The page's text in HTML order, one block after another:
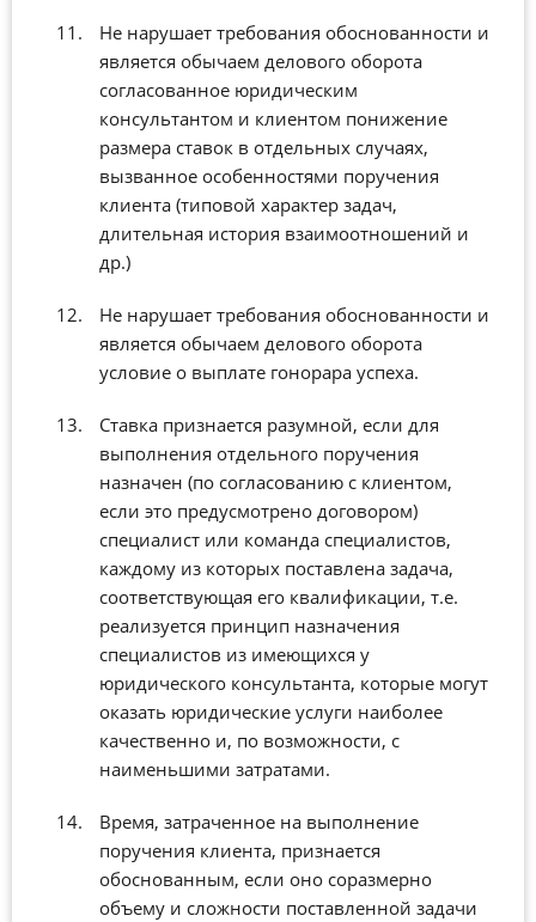
Не нарушает требования обоснованности и
является обычаем делового оборота
согласованное юридическим
консультантом и клиентом понижение
размера ставок в отдельных случаях,
вызванное особенностями поручения
клиента (типовой характер задач,
длительная история взаимоотношений и
др.)
Не нарушает требования обоснованности и
является обычаем делового оборота
условие о выплате гонорара успеха.
Ставка признается разумной, если для
выполнения отдельного поручения
назначен (по согласованию с клиентом,
если это предусмотрено договором)
специалист или команда специалистов,
каждому из которых поставлена задача,
соответствующая его квалификации, т.е.
реализуется принцип назначения
специалистов из имеющихся у
юридического консультанта, которые могут
оказать юридические услуги наиболее
качественно и, по возможности, с
наименьшими затратами.
Время, затраченное на выполнение
поручения клиента, признается
обоснованным, если оно соразмерно
объему и сложности поставленной задачи